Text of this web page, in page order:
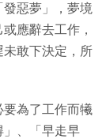
惡夢」，夢境
應辭去工作，
敢下決定，所
為了工作而犧
」、「早走早